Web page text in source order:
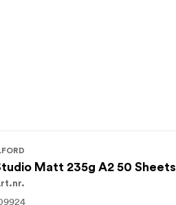
Matt 235g A2 50 Sheets